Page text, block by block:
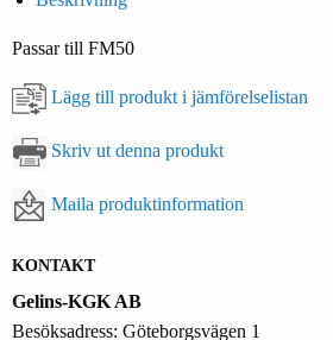
Passar till FM50
Lägg till produkt i jämförelselistan
Skriv ut denna produkt
Maila produktinformation
KONTAKT
Gelins-KGK AB
Besöksadress: Göteborgsvägen 1